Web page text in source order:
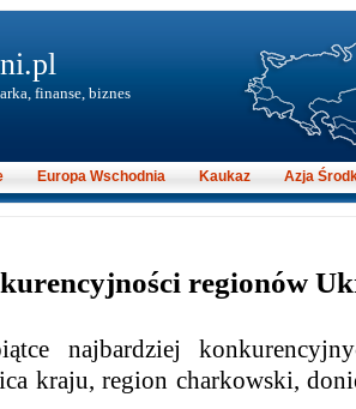
regionów
najbardziej
kraju, region charkowski,
finanse, biznes
Europa Wschodnia Kaukaz Azja